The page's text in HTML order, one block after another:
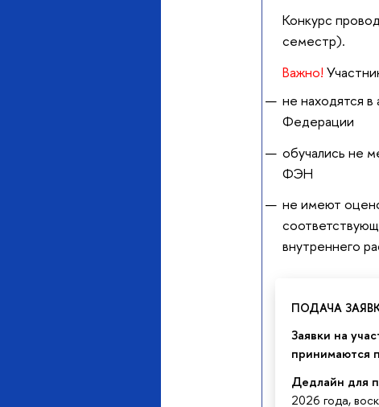
Конкурс
семестр).
Важно!
не находятся
Федерации
обучались не
ФЭН
не имеют
внутреннего
ПОДАЧА
Заявки на
принимаются
Дедлайн для
2026 года,